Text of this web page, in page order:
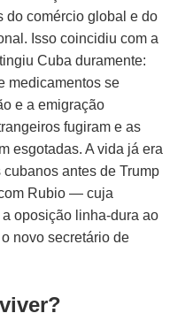
do comércio global e do
Isso coincidiu com a
Cuba duramente:
medicamentos se
e a emigração
fugiram e as
esgotadas. A vida já era
antes de Trump
Rubio — cuja
oposição linha-dura ao
novo secretário de